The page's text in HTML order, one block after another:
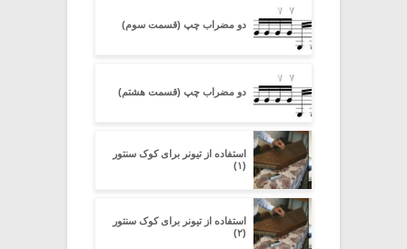
دو مضراب چپ (قسمت سوم)
دو مضراب چپ (قسمت هشتم)
استفاده از تیونر برای کوک سنتور
(۱)
استفاده از تیونر برای کوک سنتور
(۲)